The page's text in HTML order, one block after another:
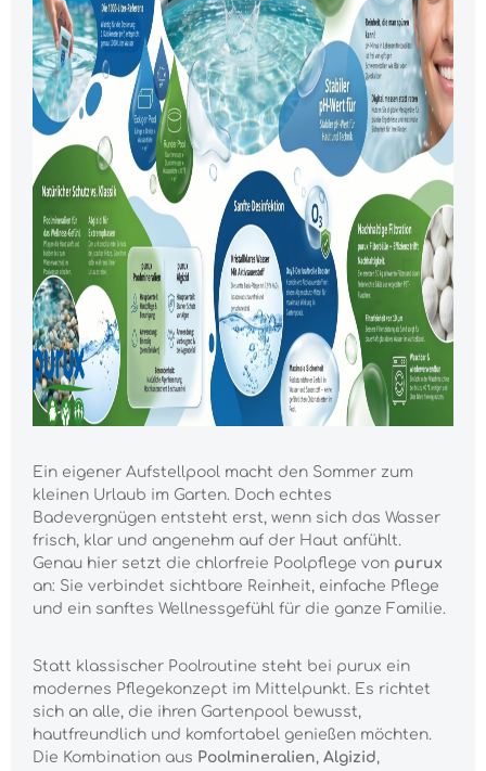
Ein eigener Aufstellpool macht den Sommer zum
kleinen Urlaub im Garten. Doch echtes
Badevergnügen entsteht erst, wenn sich das Wasser
frisch, klar und angenehm auf der Haut anfühlt.
Genau hier setzt die chlorfreie Poolpflege von purux
an: Sie verbindet sichtbare Reinheit, einfache Pflege
und ein sanftes Wellnessgefühl für die ganze Familie.
Statt klassischer Poolroutine steht bei purux ein
modernes Pflegekonzept im Mittelpunkt. Es richtet
sich an alle, die ihren Gartenpool bewusst,
hautfreundlich und komfortabel genießen möchten.
Die Kombination aus Poolmineralien, Algizid,